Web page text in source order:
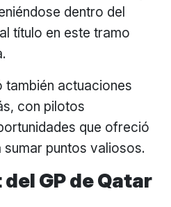
dentro del
título en este tramo
también actuaciones
con pilotos
que ofreció
puntos valiosos.
GP de Qatar